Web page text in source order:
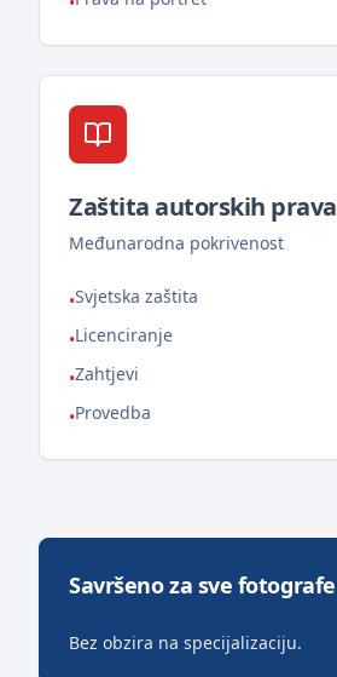
Zaštita autorskih prava
Međunarodna pokrivenost
•Svjetska zaštita
•Licenciranje
•Zahtjevi
•Provedba
Savršeno za sve fotografe
Bez obzira na specijalizaciju.